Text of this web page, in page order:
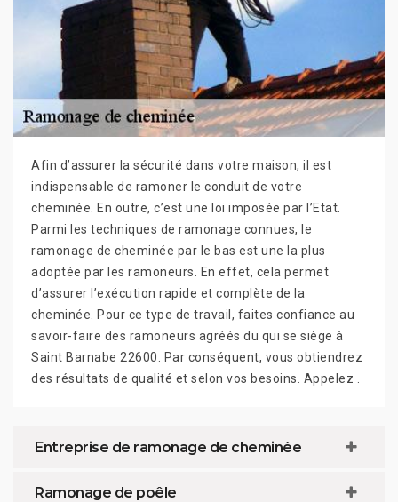
Afin d’assurer la sécurité dans votre maison, il est
indispensable de ramoner le conduit de votre
cheminée. En outre, c’est une loi imposée par l’Etat.
Parmi les techniques de ramonage connues, le
ramonage de cheminée par le bas est une la plus
adoptée par les ramoneurs. En effet, cela permet
d’assurer l’exécution rapide et complète de la
cheminée. Pour ce type de travail, faites confiance au
savoir-faire des ramoneurs agréés du qui se siège à
Saint Barnabe 22600. Par conséquent, vous obtiendrez
des résultats de qualité et selon vos besoins. Appelez .
Entreprise de ramonage de cheminée
Ramonage de poêle